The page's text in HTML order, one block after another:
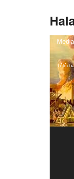
Lecteur
vidéo